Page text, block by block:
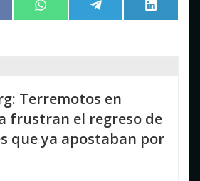
Compartir
en
WhatsApp Compartir
en
Telegram
en
LinkedIn
Terremotos en
frustran el regreso de
que ya apostaban por